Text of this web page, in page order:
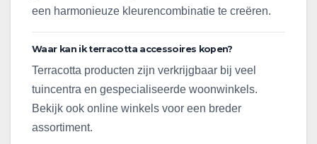
een harmonieuze kleurencombinatie te creëren.
Waar kan ik terracotta accessoires kopen?
Terracotta producten zijn verkrijgbaar bij veel
tuincentra en gespecialiseerde woonwinkels.
Bekijk ook online winkels voor een breder
assortiment.